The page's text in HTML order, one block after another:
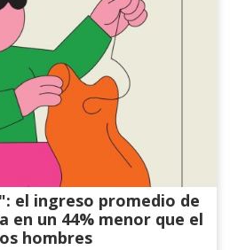
el ingreso promedio de
en un 44% menor que el
hombres